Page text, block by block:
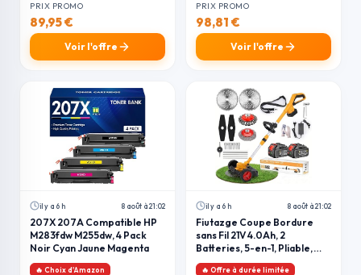
PRIX PROMO
89,95 €
Voir l'offre
PRIX PROMO
98,81 €
Voir l'offre
il y a 6 h 8 août à 21:02
207X 207A Compatible HP
M283fdw M255dw, 4 Pack
Noir Cyan Jaune Magenta
🔥 Choix d'Amazon
il y a 6 h 8 août à 21:02
Fiutazge Coupe Bordure
sans Fil 21V 4.0Ah, 2
Batteries, 5-en-1, Pliable,
Roues Amovibles
🔥 Offre à durée limitée